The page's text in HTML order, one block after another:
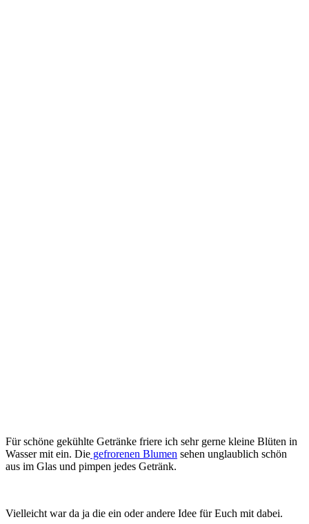
Für schöne gekühlte Getränke friere ich sehr gerne kleine Blüten in
Wasser mit ein. Die gefrorenen Blumen sehen unglaublich schön
aus im Glas und pimpen jedes Getränk.
Vielleicht war da ja die ein oder andere Idee für Euch mit dabei.